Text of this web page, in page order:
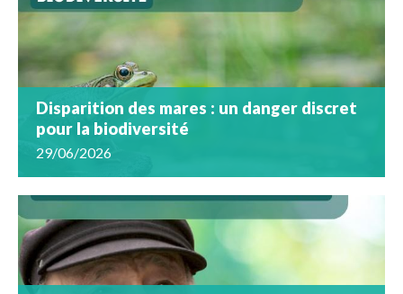
Disparition des mares : un danger discret
pour la biodiversité
29/06/2026